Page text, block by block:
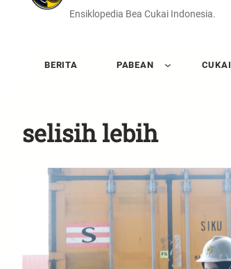
Ensiklopedia Bea Cukai Indonesia.
BERITA PABEAN CUKAI
selisih lebih